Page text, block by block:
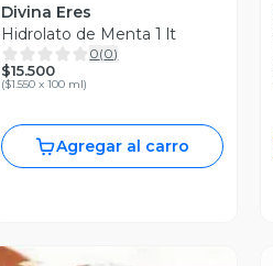
Divina Eres
Hidrolato de Menta 1 lt
0(0)
$15.500
($1.550 x 100 ml)
Agregar al carro